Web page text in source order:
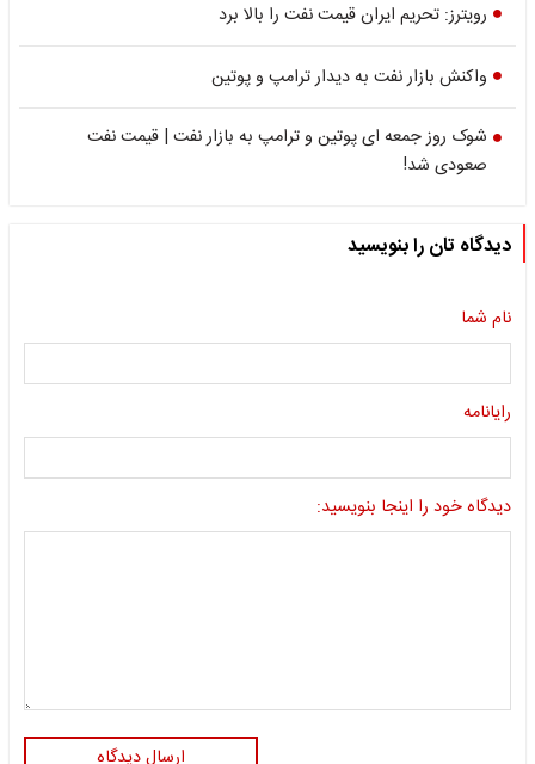
رویترز: تحریم ایران قیمت نفت را بالا برد
واکنش بازار نفت به دیدار ترامپ و پوتین
شوک روز جمعه ای پوتین و ترامپ به بازار نفت | قیمت نفت
صعودی شد!
دیدگاه تان را بنویسید
نام شما
رایانامه
دیدگاه خود را اینجا بنویسید:
ارسال دیدگاه